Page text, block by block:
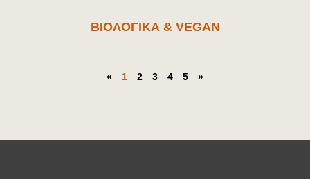
ΒΙΟΛΟΓΙΚΑ & VEGAN
« 1 2 3 4 5 »